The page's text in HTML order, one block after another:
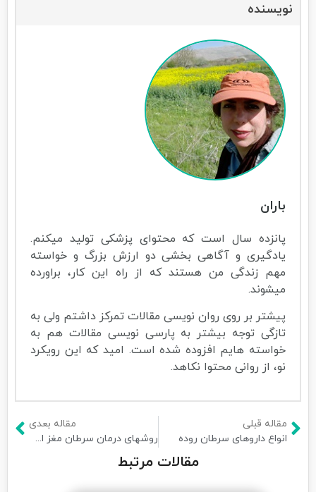
نویسنده
باران
پانزده سال است که محتوای پزشکی تولید میکنم.
یادگیری و آگاهی بخشی دو ارزش بزرگ و خواسته
مهم زندگی من هستند که از راه این کار، براورده
میشوند.
پیشتر بر روی روان نویسی مقالات تمرکز داشتم ولی به
تازگی توجه بیشتر به پارسی نویسی مقالات هم به
خواسته هایم افزوده شده است. امید که این رویکرد
نو، از روانی محتوا نکاهد.
مقاله قبلی
انواع داروهای سرطان روده
مقاله بعدی
روشهای درمان سرطان مغز استخوان
مقالات مرتبط